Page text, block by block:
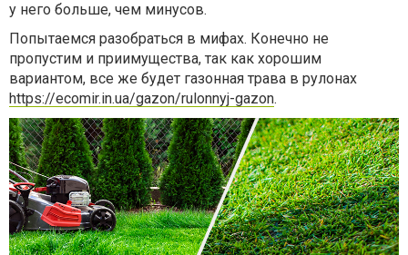
у него больше, чем минусов.
Попытаемся разобраться в мифах. Конечно не
пропустим и приимущества, так как хорошим
вариантом, все же будет газонная трава в рулонах
https://ecomir.in.ua/gazon/rulonnyj-gazon.